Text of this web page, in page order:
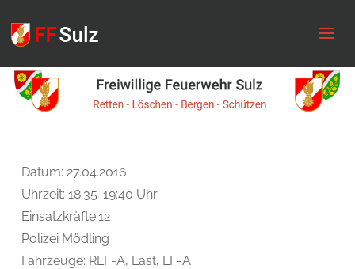
Datum: 27.04.2016
Uhrzeit: 18:35-19:40 Uhr
Einsatzkräfte:12
Polizei Mödling
Fahrzeuge: RLF-A, Last, LF-A